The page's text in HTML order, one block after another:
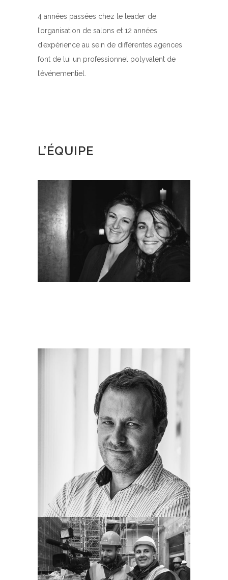
4 années passées chez le leader de
l’organisation de salons et 12 années
d’expérience au sein de différentes agences
font de lui un professionnel polyvalent de
l’événementiel.
L’ÉQUIPE